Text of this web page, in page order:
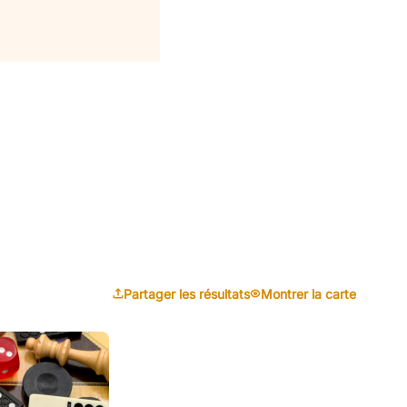
Partager les résultats Montrer la carte